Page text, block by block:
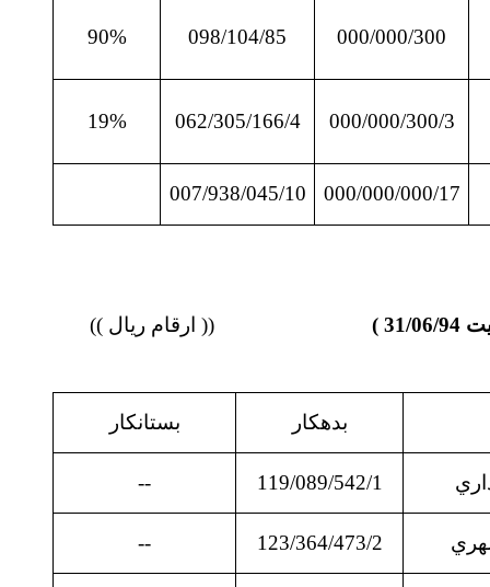
000/000/300
098/104/85
90%
000/000/300/3
062/305/166/4
19%
000/000/000/17
007/938/045/10
(( ارقام ریال ))
بدهكار بستانكار
119/089/542/1
--
123/364/473/2
--